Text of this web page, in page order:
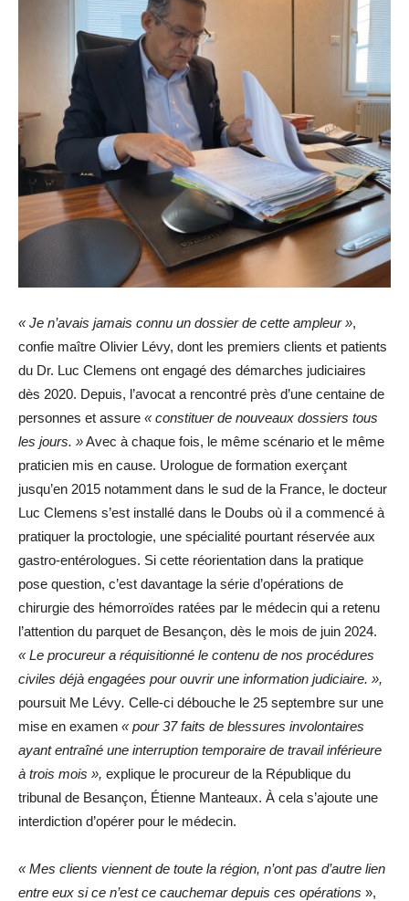
« Je n’avais jamais connu un dossier de cette ampleur »,
confie maître Olivier Lévy, dont les premiers clients et patients
du Dr. Luc Clemens ont engagé des démarches judiciaires
dès 2020. Depuis, l’avocat a rencontré près d’une centaine de
personnes et assure « constituer de nouveaux dossiers tous
les jours. »Avec à chaque fois, le même scénario et le même
praticien mis en cause. Urologue de formation exerçant
jusqu’en 2015 notamment dans le sud de la France, le docteur
Luc Clemens s’est installé dans le Doubs où il a commencé à
pratiquer la proctologie, une spécialité pourtant réservée aux
gastro-entérologues. Si cette réorientation dans la pratique
pose question, c’est davantage la série d’opérations de
chirurgie des hémorroïdes ratées par le médecin qui a retenu
l’attention du parquet de Besançon, dès le mois de juin 2024.
«Le procureur a réquisitionné le contenu de nos procédures
civiles déjà engagées pour ouvrir une information judiciaire. »,
poursuit Me Lévy. Celle-ci débouche le 25 septembre sur une
mise en examen « pour 37 faits de blessures involontaires
ayant entraîné une interruption temporaire de travail inférieure
à trois mois », explique le procureur de la République du
tribunal de Besançon, Étienne Manteaux. À cela s’ajoute une
interdiction d’opérer pour le médecin.
« Mes clients viennent de toute la région, n’ont pas d’autre lien
entre eux si ce n’est ce cauchemar depuis ces opérations »,